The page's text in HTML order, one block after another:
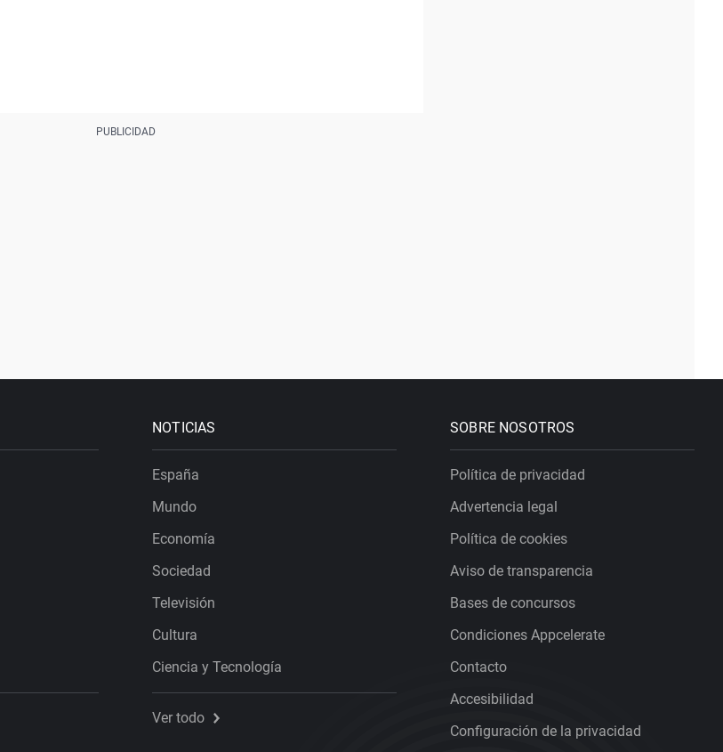
NOTICIAS
España
Mundo
Economía
Sociedad
Televisión
Cultura
Ciencia y Tecnología
Ver todo
SOBRE NOSOTROS
Política de privacidad
Advertencia legal
Política de cookies
Aviso de transparencia
Bases de concursos
Condiciones Appcelerate
Contacto
Accesibilidad
Configuración de la privacidad